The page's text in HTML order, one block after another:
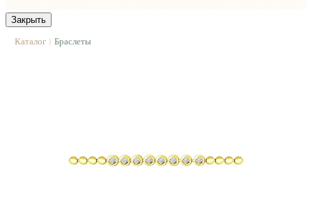
Закрыть
Каталог | Браслеты